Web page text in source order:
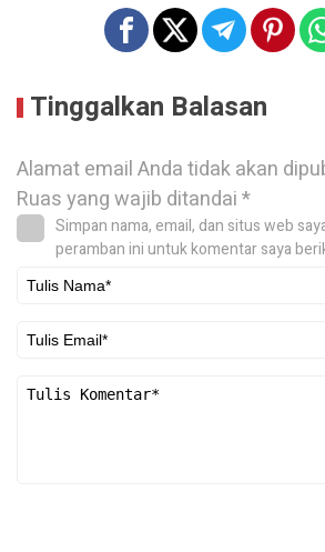
Tinggalkan Balasan
Alamat email Anda tidak akan
Ruas yang wajib ditandai*
Simpan nama, email, dan situs web
peramban ini untuk komentar saya